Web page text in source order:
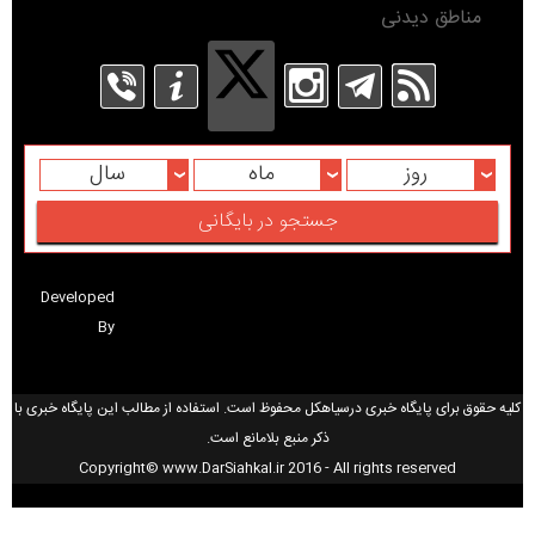
مناطق دیدنی
روز ماه سال
Developed
By
کلیه حقوق برای پایگاه خبری درسیاهکل محفوظ است. استفاده از مطالب این پایگاه خبری با
ذکر منبع بلامانع است.
Copyright© www.DarSiahkal.ir 2016 - All rights reserved